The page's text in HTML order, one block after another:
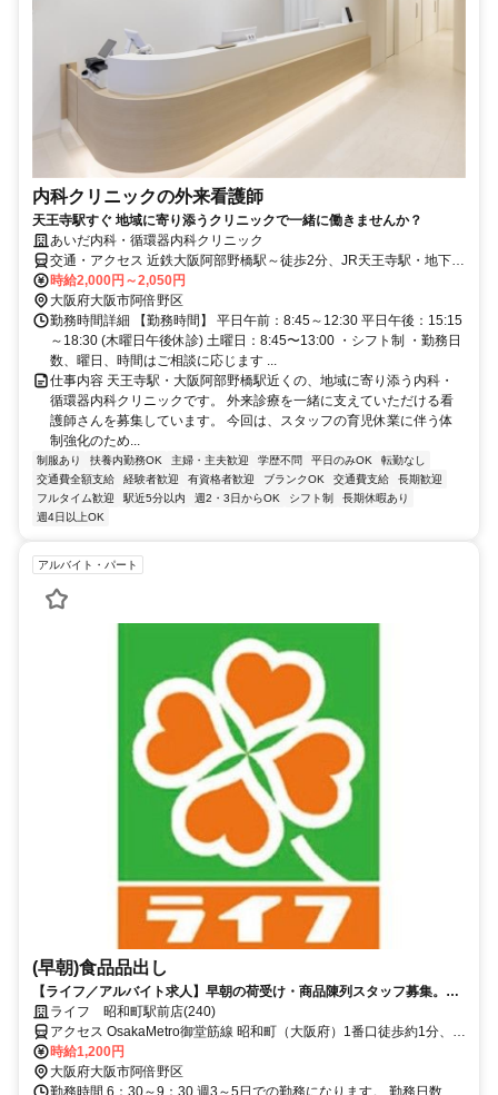
内科クリニックの外来看護師
天王寺駅すぐ 地域に寄り添うクリニックで一緒に働きませんか？
あいだ内科・循環器内科クリニック
交通・アクセス 近鉄大阪阿部野橋駅～徒歩2分、JR天王寺駅・地下鉄
阿倍野駅～徒歩4分
時給2,000円～2,050円
大阪府大阪市阿倍野区
勤務時間詳細 【勤務時間】 平日午前：8:45～12:30 平日午後：15:15
～18:30 (木曜日午後休診) 土曜日：8:45〜13:00 ・シフト制 ・勤務日
数、曜日、時間はご相談に応じます ...
仕事内容 天王寺駅・大阪阿部野橋駅近くの、地域に寄り添う内科・
循環器内科クリニックです。 外来診療を一緒に支えていただける看
護師さんを募集しています。 今回は、スタッフの育児休業に伴う体
制強化のため...
制服あり 扶養内勤務OK 主婦・主夫歓迎 学歴不問 平日のみOK
転勤なし
交通費全額支給
経験者歓迎 有資格者歓迎 ブランクOK 交通費支給
長期歓迎
フルタイム歓迎
駅近5分以内 週2・3日からOK シフト制
長期休暇あり
週4日以上OK
アルバイト・パート
(早朝)食品品出し
【ライフ／アルバイト求人】早朝の荷受け・商品陳列スタッフ募集。空
いた時間に効率よく働けます
ライフ 昭和町駅前店(240)
アクセス OsakaMetro御堂筋線 昭和町（大阪府）1番口徒歩約1分、
OsakaMetro谷町線 文の里7番口徒歩約4分、阪堺電気軌道上町線 松虫
徒歩約12分
時給1,200円
大阪府大阪市阿倍野区
勤務時間 6：30～9：30 週3～5日での勤務になります。 勤務日数、